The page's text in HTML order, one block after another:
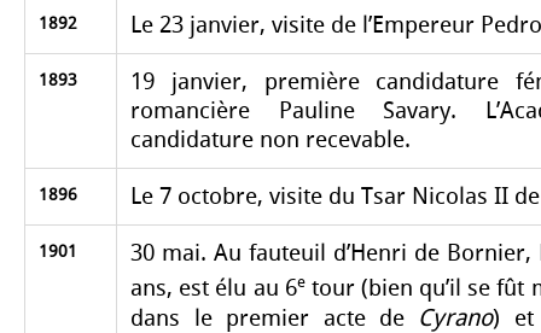
1892 Le 23 janvier, visite de l’Empereur
1893
19 janvier, première candidature
romancière Pauline Savary.
candidature non recevable.
1896 Le 7 octobre, visite du Tsar Nicolas II
1901
30 mai. Au fauteuil d’Henri de Bornier,
ans, est élu au 6etour (bien qu’il se fût
dans le premier acte de Cyrano) et